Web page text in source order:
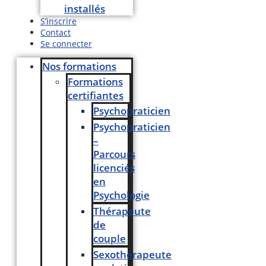
installés
S’inscrire
Contact
Se connecter
Nos formations
Formations
certifiantes
Psychopraticien
Psychopraticien
–
Parcours
licenciés
en
Psychologie
Thérapeute
de
couple
Sexothérapeute